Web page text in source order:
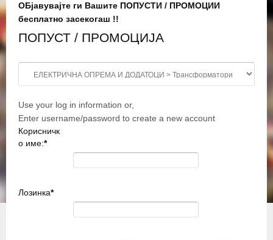
ОБјавувајте ги Вашите ПОПУСТИ / ПРОМОЦИИ
бесплатно засекогаш !!
ПОПУСТ / ПРОМОЦИЈА
Use your log in information or,
Enter username/password to create a new account
Корисничк
о име:*
Лозинка*